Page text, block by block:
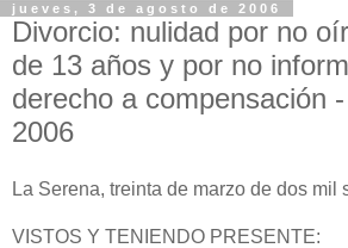
jueves, 3 de agosto de 2006
Divorcio: nulidad por no
de 13 años y por no
derecho a compensación
2006
La Serena, treinta de marzo de dos mil
VISTOS Y TENIENDO PRESENTE: